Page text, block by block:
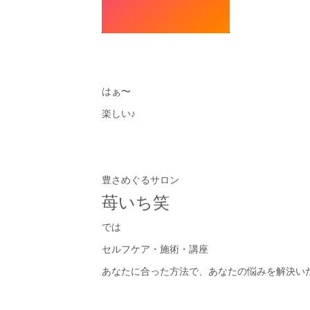
はぁ〜
楽しい♪
豊さめぐるサロン
苺いち笑
では
セルフケア・施術・講座
あなたに合った方法で、あなたの悩みを解決い